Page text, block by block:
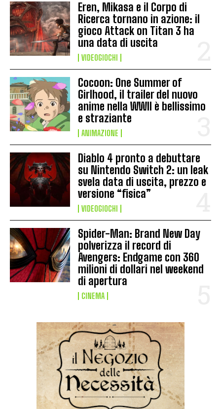
Eren, Mikasa e il Corpo di
Ricerca tornano in azione: il
gioco Attack on Titan 3 ha
una data di uscita
VIDEOGIOCHI
Cocoon: One Summer of
Girlhood, il trailer del nuovo
anime nella WWII è bellissimo
e straziante
ANIMAZIONE
Diablo 4 pronto a debuttare
su Nintendo Switch 2: un leak
svela data di uscita, prezzo e
versione “fisica”
VIDEOGIOCHI
Spider-Man: Brand New Day
polverizza il record di
Avengers: Endgame con 360
milioni di dollari nel weekend
di apertura
CINEMA